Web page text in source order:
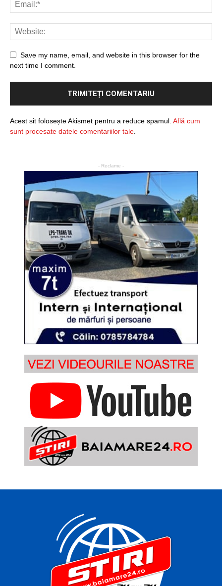
Save my name, email, and website in this browser for the
next time I comment.
Acest sit folosește Akismet pentru a reduce spamul. Află cum
sunt procesate datele comentariilor tale
- Reclame -